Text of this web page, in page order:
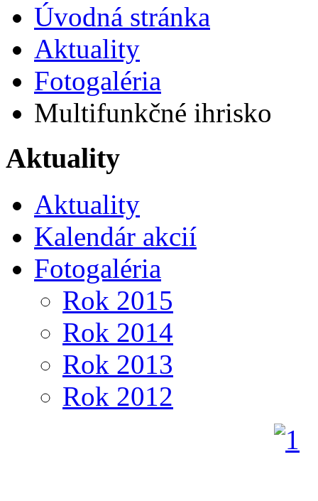
Úvodná stránka
Aktuality
Fotogaléria
Multifunkčné ihrisko
Aktuality
Aktuality
Kalendár akcií
Fotogaléria
Rok 2015
Rok 2014
Rok 2013
Rok 2012